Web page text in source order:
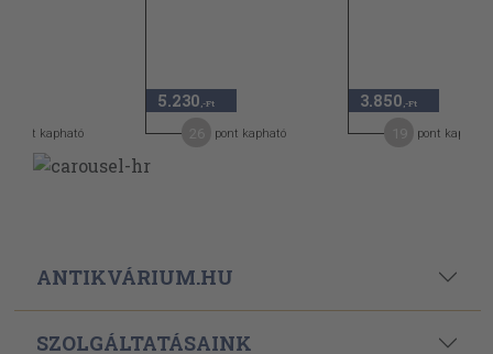
pont kapható
5.230 ,-Ft
pont kapható
3.850 ,-Ft
pont kapható
ANTIKVÁRIUM.HU
SZOLGÁLTATÁSAINK